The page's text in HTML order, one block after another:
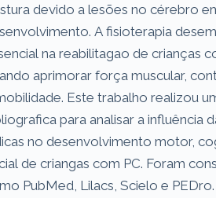
devido a lesões no cérebro
A fisioterapia
na reabilitagao de crianças
aprimorar força muscular,
Este trabalho realizou
para analisar a influência
no desenvolvimento motor,
de criangas com PC. Foram
PubMed, Lilacs, Scielo e